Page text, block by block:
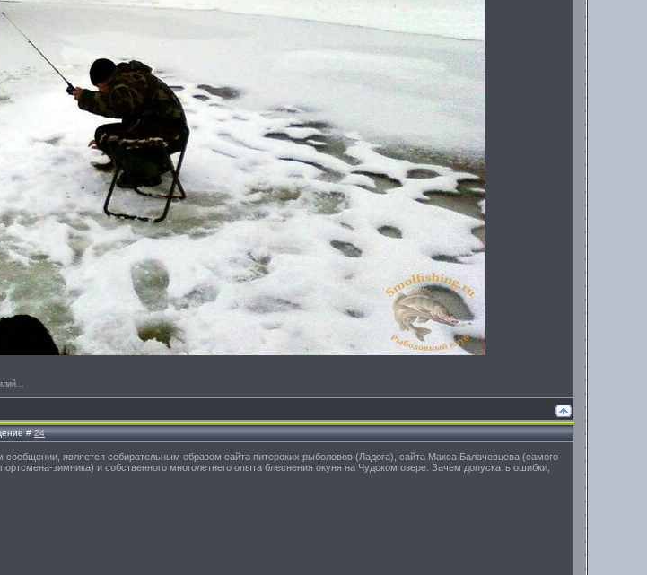
#24
является собирательным образом сайта питерских рыболовов (Ладога), сайта Макса Балачевцева (самого
зимника) и собственного многолетнего опыта блеснения окуня на Чудском озере. Зачем допускать ошибки,